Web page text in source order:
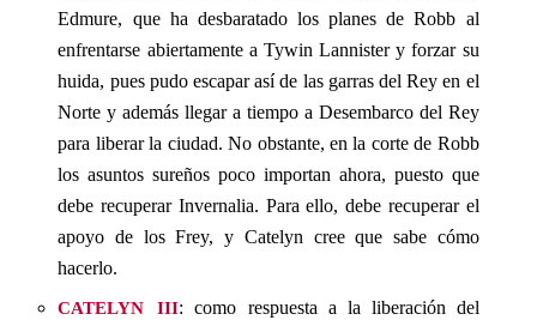
Edmure, que ha desbaratado los planes de Robb al
enfrentarse abiertamente a Tywin Lannister y forzar su
huida, pues pudo escapar así de las garras del Rey en el
Norte y además llegar a tiempo a Desembarco del Rey
para liberar la ciudad. No obstante, en la corte de Robb
los asuntos sureños poco importan ahora, puesto que
debe recuperar Invernalia. Para ello, debe recuperar el
apoyo de los Frey, y Catelyn cree que sabe cómo
hacerlo.
catelyn iii: como respuesta a la liberación del